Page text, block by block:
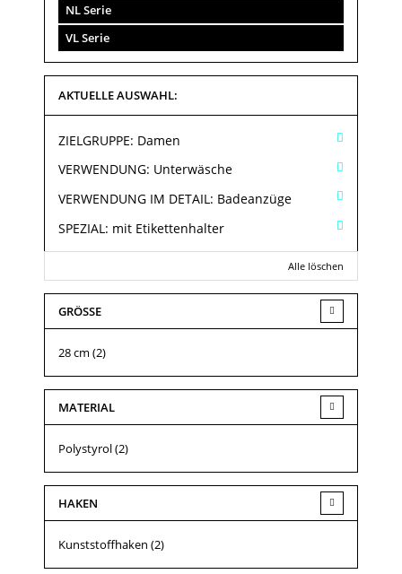
NL Serie
VL Serie
AKTUELLE AUSWAHL:
ZIELGRUPPE: Damen
VERWENDUNG: Unterwäsche
VERWENDUNG IM DETAIL: Badeanzüge
SPEZIAL: mit Etikettenhalter
Alle löschen
GRÖSSE
28 cm (2)
MATERIAL
Polystyrol(2)
HAKEN
Kunststoffhaken (2)